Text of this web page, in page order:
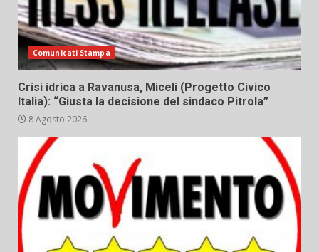
Comunicati Stampa
Crisi idrica a Ravanusa, Miceli (Progetto Civico
Italia): “Giusta la decisione del sindaco Pitrola”
8 Agosto 2026